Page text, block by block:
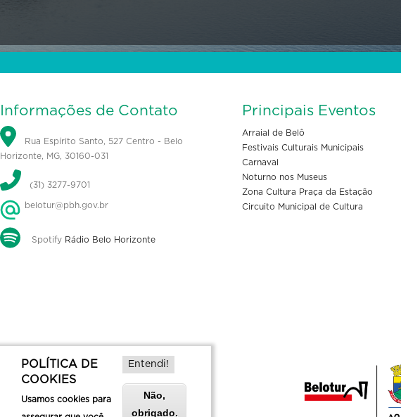
Informações de Contato
Rua Espírito Santo, 527 Centro - Belo
Horizonte, MG, 30160-031
(31) 3277-9701
belotur@pbh.gov.br
Spotify Rádio Belo Horizonte
Principais Eventos
Arraial de Belô
Festivais Culturais Municipais
Carnaval
Noturno nos Museus
Zona Cultura Praça da Estação
Circuito Municipal de Cultura
POLÍTICA DE
COOKIES
Usamos cookies para
Entendi!
Não,
obrigado.